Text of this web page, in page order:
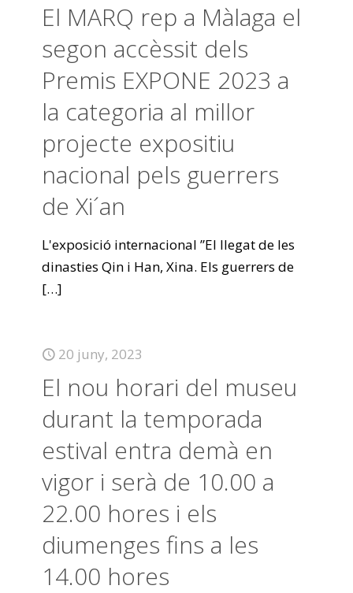
El MARQ rep a Màlaga el
segon accèssit dels
Premis EXPONE 2023 a
la categoria al millor
projecte expositiu
nacional pels guerrers
de Xi´an
L'exposició internacional ”El llegat de les
dinasties Qin i Han, Xina. Els guerrers de
[…]
20 juny, 2023
El nou horari del museu
durant la temporada
estival entra demà en
vigor i serà de 10.00 a
22.00 hores i els
diumenges fins a les
14.00 hores